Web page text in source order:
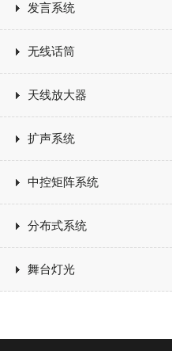
发言系统
无线话筒
天线放大器
扩声系统
中控矩阵系统
分布式系统
舞台灯光